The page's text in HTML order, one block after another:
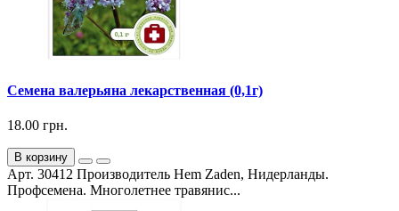
Семена валерьяна лекарственная (0,1г)
18.00 грн.
В корзину
Арт. 30412 Производитель Hem Zaden, Нидерланды.
Профсемена. Многолетнее травянис...